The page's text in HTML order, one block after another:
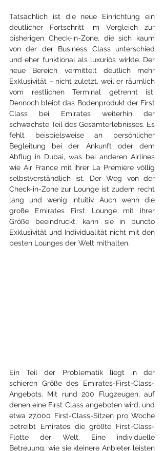
Tatsächlich ist die neue Einrichtung ein
deutlicher Fortschritt im Vergleich zur
bisherigen Check-in-Zone, die sich kaum
von der der Business Class unterschied
und eher funktional als luxuriös wirkte. Der
neue Bereich vermittelt deutlich mehr
Exklusivität – nicht zuletzt, weil er räumlich
vom restlichen Terminal getrennt ist.
Dennoch bleibt das Bodenprodukt der First
Class bei Emirates weiterhin der
schwächste Teil des Gesamterlebnisses. Es
fehlt beispielsweise an persönlicher
Begleitung bei der Ankunft oder dem
Abflug in Dubai, was bei anderen Airlines
wie Air France mit ihrer La Première völlig
selbstverständlich ist. Der Weg von der
Check-in-Zone zur Lounge ist zudem recht
lang und wenig intuitiv. Auch wenn die
große Emirates First Lounge mit ihrer
Größe beeindruckt, kann sie in puncto
Exklusivität und Individualität nicht mit den
besten Lounges der Welt mithalten.
Ein Teil der Problematik liegt in der
schieren Größe des Emirates-First-Class-
Angebots. Mit rund 200 Flugzeugen, auf
denen eine First Class angeboten wird, und
etwa 27.000 First-Class-Sitzen pro Woche
betreibt Emirates die größte First-Class-
Flotte der Welt. Eine individuelle
Betreuung, wie sie kleinere Anbieter leisten